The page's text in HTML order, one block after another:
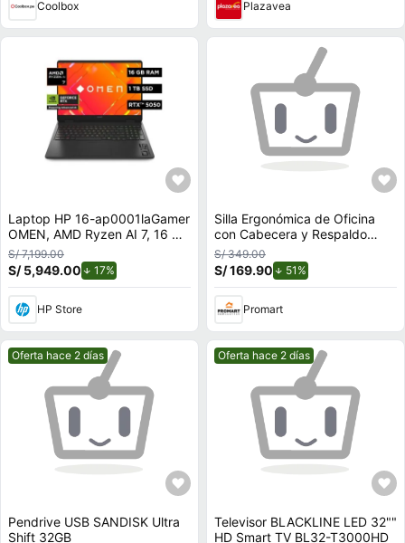
Coolbox Plazavea
Laptop HP 16-ap0001laGamer
OMEN, AMD Ryzen AI 7, 16 GB
RAM, NVIDIA GeForce RTX
5050, 1 TB SSD, 16"" 2K 144
Hz, Windows 11 Home
S/ 7,199.00
S/ 5,949.00 17%
HP Store
Silla Ergonómica de Oficina
con Cabecera y Respaldo
Regulables
S/ 349.00
S/ 169.90 51%
Promart
Mejor precio.
Oferta hace 2 días
Pendrive USB SANDISK Ultra
Shift 32GB
Mejor precio.
Oferta hace 2 días
Televisor BLACKLINE LED 32""
HD Smart TV BL32-T3000HD